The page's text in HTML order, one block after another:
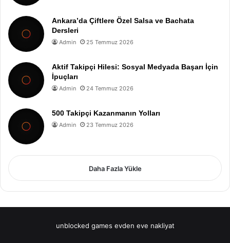
Ankara’da Çiftlere Özel Salsa ve Bachata
Dersleri
Admin 25 Temmuz 2026
Aktif Takipçi Hilesi: Sosyal Medyada Başarı İçin
İpuçları
Admin 24 Temmuz 2026
500 Takipçi Kazanmanın Yolları
Admin 23 Temmuz 2026
Daha Fazla Yükle
unblocked games evden eve nakliyat